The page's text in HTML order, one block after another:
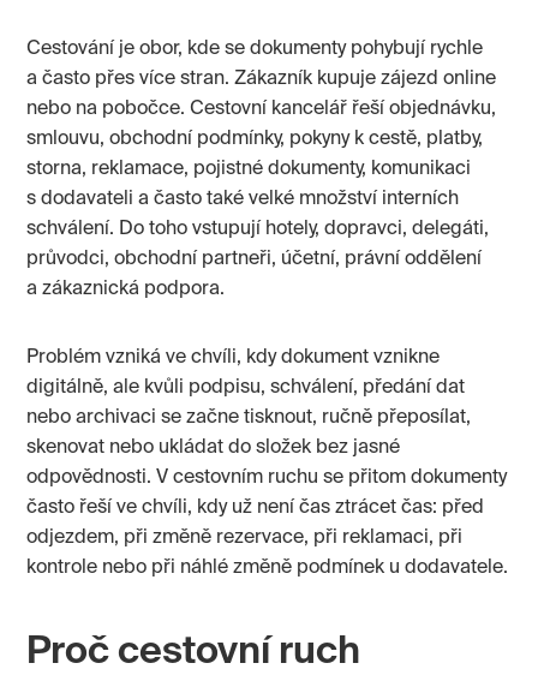
Cestování je obor, kde se dokumenty pohybují rychle
a často přes více stran. Zákazník kupuje zájezd online
nebo na pobočce. Cestovní kancelář řeší objednávku,
smlouvu, obchodní podmínky, pokyny k cestě, platby,
storna, reklamace, pojistné dokumenty, komunikaci
s dodavateli a často také velké množství interních
schválení. Do toho vstupují hotely, dopravci, delegáti,
průvodci, obchodní partneři, účetní, právní oddělení
a zákaznická podpora.
Problém vzniká ve chvíli, kdy dokument vznikne
digitálně, ale kvůli podpisu, schválení, předání dat
nebo archivaci se začne tisknout, ručně přeposílat,
skenovat nebo ukládat do složek bez jasné
odpovědnosti. V cestovním ruchu se přitom dokumenty
často řeší ve chvíli, kdy už není čas ztrácet čas: před
odjezdem, při změně rezervace, při reklamaci, při
kontrole nebo při náhlé změně podmínek u dodavatele.
Proč cestovní ruch